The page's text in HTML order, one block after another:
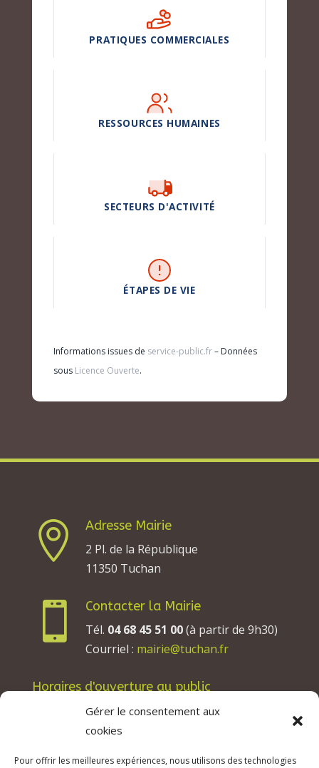
Gérer le consentement aux
cookies
Pour offrir les meilleures expériences, nous utilisons des technologies
PRATIQUES COMMERCIALES
RESSOURCES HUMAINES
SECTEURS D'ACTIVITÉ
ÉTAPES DE VIE
Informations issues de service-public.fr– Données
sous Licence Ouverte.

Adresse Mairie
2 Pl. de la République
11350 Tuchan

Contacter la Mairie
Tél. 04 68 45 51 00(à partir de 9h30)
Courriel : mairie@tuchan.fr
Horaires d'ouverture au public
Les lundis, mardis et jeudis : de 8h à 12h et de
13h30 à 17h30.